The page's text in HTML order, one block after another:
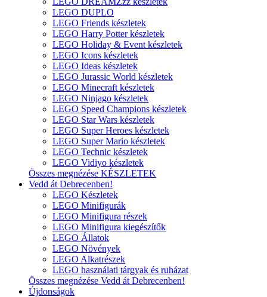
LEGO DUPLO
LEGO Friends készletek
LEGO Harry Potter készletek
LEGO Holiday & Event készletek
LEGO Icons készletek
LEGO Ideas készletek
LEGO Jurassic World készletek
LEGO Minecraft készletek
LEGO Ninjago készletek
LEGO Speed Champions készletek
LEGO Star Wars készletek
LEGO Super Heroes készletek
LEGO Super Mario készletek
LEGO Technic készletek
LEGO Vidiyo készletek
Összes megnézése KÉSZLETEK
Vedd át Debrecenben!
LEGO Készletek
LEGO Minifigurák
LEGO Minifigura részek
LEGO Minifigura kiegészítők
LEGO Állatok
LEGO Növények
LEGO Alkatrészek
LEGO használati tárgyak és ruházat
Összes megnézése Vedd át Debrecenben!
Újdonságok